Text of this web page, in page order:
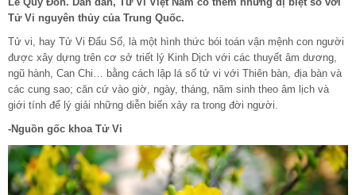
Tử Vi nguyên thủy của Trung Quốc.
Tử vi, hay Tử Vi Đẩu Số, là một hình thức bói toán vận mệnh con người
được xây dựng trên cơ sở triết lý Kinh Dịch với các thuyết âm dương,
ngũ hành, Can Chi… bằng cách lập lá số tử vi với Thiên bàn, địa bàn và
các cung sao; căn cứ vào giờ, ngày, tháng, năm sinh theo âm lịch và
giới tính để lý giải những diễn biến xảy ra trong đời người.
-Nguồn gốc khoa Tử Vi